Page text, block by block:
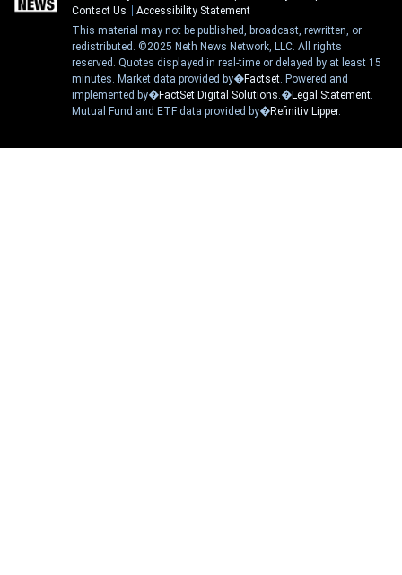
Contact Us
Accessibility Statement
This material may not be published, broadcast, rewritten, or
redistributed. ©2025 Neth News Network, LLC. All rights
reserved. Quotes displayed in real-time or delayed by at least 15
minutes. Market data provided by�Factset . Powered and
implemented by�FactSet Digital Solutions .�Legal Statement
Mutual Fund and ETF data provided by�Refinitiv Lipper.